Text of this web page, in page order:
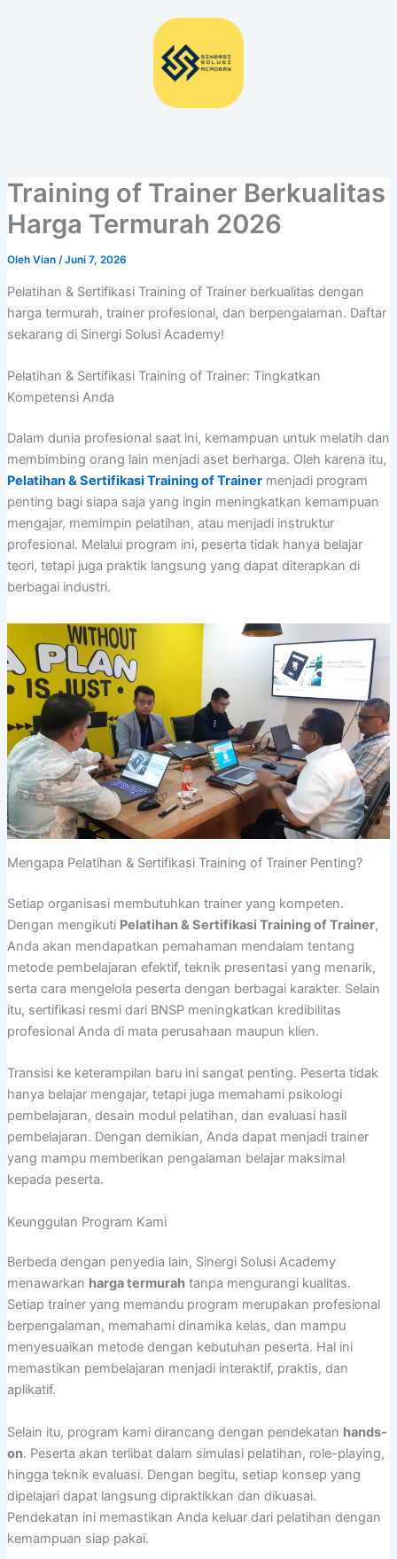
Training of Trainer Berkualitas
Harga Termurah 2026
Oleh Vian /Juni 7, 2026
Pelatihan & Sertifikasi Training of Trainer berkualitas dengan
harga termurah, trainer profesional, dan berpengalaman. Daftar
sekarang di Sinergi Solusi Academy!
Pelatihan & Sertifikasi Training of Trainer: Tingkatkan
Kompetensi Anda
Dalam dunia profesional saat ini, kemampuan untuk melatih dan
membimbing orang lain menjadi aset berharga. Oleh karena itu,
Pelatihan & Sertifikasi Training of Trainermenjadi program
penting bagi siapa saja yang ingin meningkatkan kemampuan
mengajar, memimpin pelatihan, atau menjadi instruktur
profesional. Melalui program ini, peserta tidak hanya belajar
teori, tetapi juga praktik langsung yang dapat diterapkan di
berbagai industri.
Mengapa Pelatihan & Sertifikasi Training of Trainer Penting?
Setiap organisasi membutuhkan trainer yang kompeten.
Dengan mengikuti Pelatihan & Sertifikasi Training of Trainer,
Anda akan mendapatkan pemahaman mendalam tentang
metode pembelajaran efektif, teknik presentasi yang menarik,
serta cara mengelola peserta dengan berbagai karakter. Selain
itu, sertifikasi resmi dari BNSP meningkatkan kredibilitas
profesional Anda di mata perusahaan maupun klien.
Transisi ke keterampilan baru ini sangat penting. Peserta tidak
hanya belajar mengajar, tetapi juga memahami psikologi
pembelajaran, desain modul pelatihan, dan evaluasi hasil
pembelajaran. Dengan demikian, Anda dapat menjadi trainer
yang mampu memberikan pengalaman belajar maksimal
kepada peserta.
Keunggulan Program Kami
Berbeda dengan penyedia lain, Sinergi Solusi Academy
menawarkan harga termurahtanpa mengurangi kualitas.
Setiap trainer yang memandu program merupakan profesional
berpengalaman, memahami dinamika kelas, dan mampu
menyesuaikan metode dengan kebutuhan peserta. Hal ini
memastikan pembelajaran menjadi interaktif, praktis, dan
aplikatif.
Selain itu, program kami dirancang dengan pendekatan hands-
on. Peserta akan terlibat dalam simulasi pelatihan, role-playing,
hingga teknik evaluasi. Dengan begitu, setiap konsep yang
dipelajari dapat langsung dipraktikkan dan dikuasai.
Pendekatan ini memastikan Anda keluar dari pelatihan dengan
kemampuan siap pakai.